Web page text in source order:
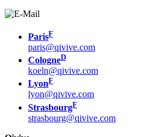
ParisF
paris@qivive.com
CologneD
koeln@qivive.com
LyonF
lyon@qivive.com
StrasbourgF
strasbourg@qivive.com